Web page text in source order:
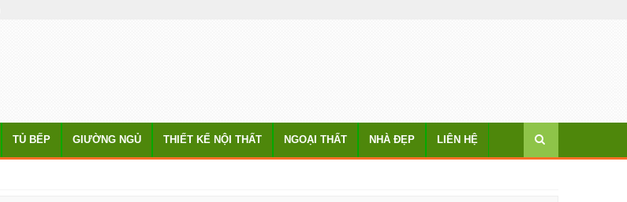
TỦ BẾP GIƯỜNG NGỦ THIẾT KẾ NỘI THẤT NGOẠI THẤT NHÀ ĐẸP LIÊN HỆ